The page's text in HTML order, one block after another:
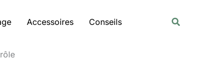
Accessoires Conseils